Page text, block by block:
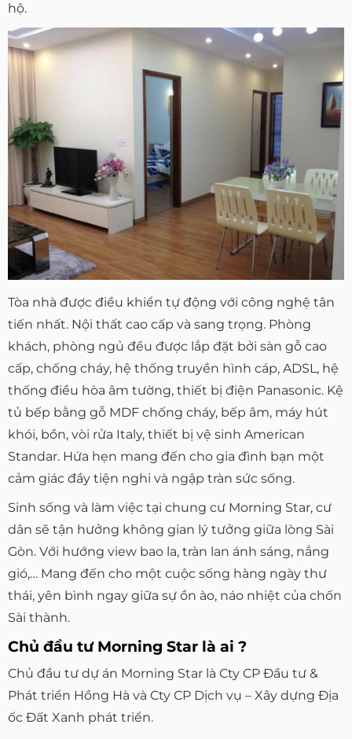
hộ.
Tòa nhà được điều khiển tự động với công nghệ tân
tiến nhất. Nội thất cao cấp và sang trọng. Phòng
khách, phòng ngủ đều được lắp đặt bởi sàn gỗ cao
cấp, chống cháy, hệ thống truyền hình cáp, ADSL, hệ
thống điều hòa âm tường, thiết bị điện Panasonic. Kệ
tủ bếp bằng gỗ MDF chống cháy, bếp âm, máy hút
khói, bồn, vòi rửa Italy, thiết bị vệ sinh American
Standar. Hứa hẹn mang đến cho gia đình bạn một
cảm giác đầy tiện nghi và ngập tràn sức sống.
Sinh sống và làm việc tại chung cư Morning Star, cư
dân sẽ tận hưởng không gian lý tưởng giữa lòng Sài
Gòn. Với hướng view bao la, tràn lan ánh sáng, nắng
gió,… Mang đến cho một cuộc sống hàng ngày thư
thái, yên bình ngay giữa sự ồn ào, náo nhiệt của chốn
Sài thành.
Chủ đầu tư Morning Star là ai ?
Chủ đầu tư dự án Morning Star là Cty CP Đầu tư &
Phát triển Hồng Hà và Cty CP Dịch vụ – Xây dựng Địa
ốc Đất Xanh phát triển.